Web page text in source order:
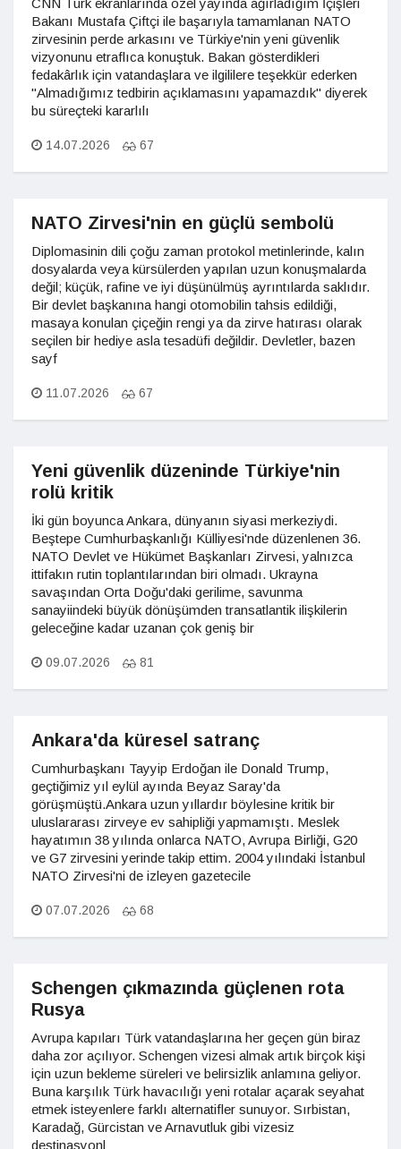
CNN Türk ekranlarında özel yayında ağırladığım İçişleri
Bakanı Mustafa Çiftçi ile başarıyla tamamlanan NATO
zirvesinin perde arkasını ve Türkiye'nin yeni güvenlik
vizyonunu etraflıca konuştuk. Bakan gösterdikleri
fedakârlık için vatandaşlara ve ilgililere teşekkür ederken
"Almadığımız tedbirin açıklamasını yapamazdık" diyerek
bu süreçteki kararlılı
14.07.2026 67
NATO Zirvesi'nin en güçlü sembolü
Diplomasinin dili çoğu zaman protokol metinlerinde, kalın
dosyalarda veya kürsülerden yapılan uzun konuşmalarda
değil; küçük, rafine ve iyi düşünülmüş ayrıntılarda saklıdır.
Bir devlet başkanına hangi otomobilin tahsis edildiği,
masaya konulan çiçeğin rengi ya da zirve hatırası olarak
seçilen bir hediye asla tesadüfi değildir. Devletler, bazen
sayf
11.07.2026 67
Yeni güvenlik düzeninde Türkiye'nin
rolü kritik
İki gün boyunca Ankara, dünyanın siyasi merkeziydi.
Beştepe Cumhurbaşkanlığı Külliyesi'nde düzenlenen 36.
NATO Devlet ve Hükümet Başkanları Zirvesi, yalnızca
ittifakın rutin toplantılarından biri olmadı. Ukrayna
savaşından Orta Doğu'daki gerilime, savunma
sanayiindeki büyük dönüşümden transatlantik ilişkilerin
geleceğine kadar uzanan çok geniş bir
09.07.2026 81
Ankara'da küresel satranç
Cumhurbaşkanı Tayyip Erdoğan ile Donald Trump,
geçtiğimiz yıl eylül ayında Beyaz Saray'da
görüşmüştü.Ankara uzun yıllardır böylesine kritik bir
uluslararası zirveye ev sahipliği yapmamıştı. Meslek
hayatımın 38 yılında onlarca NATO, Avrupa Birliği, G20
ve G7 zirvesini yerinde takip ettim. 2004 yılındaki İstanbul
NATO Zirvesi'ni de izleyen gazetecile
07.07.2026 68
Schengen çıkmazında güçlenen rota
Rusya
Avrupa kapıları Türk vatandaşlarına her geçen gün biraz
daha zor açılıyor. Schengen vizesi almak artık birçok kişi
için uzun bekleme süreleri ve belirsizlik anlamına geliyor.
Buna karşılık Türk havacılığı yeni rotalar açarak seyahat
etmek isteyenlere farklı alternatifler sunuyor. Sırbistan,
Karadağ, Gürcistan ve Arnavutluk gibi vizesiz
destinasyonl